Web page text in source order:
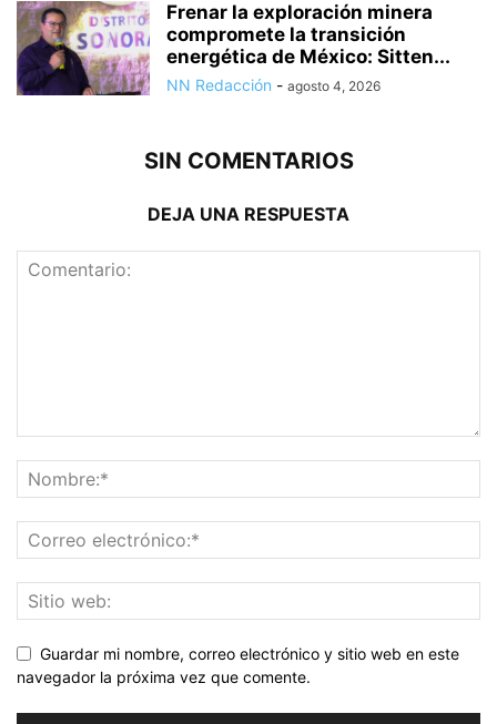
Frenar la exploración minera
compromete la transición
energética de México: Sitten...
NN Redacción - agosto 4, 2026
SIN COMENTARIOS
DEJA UNA RESPUESTA
Guardar mi nombre, correo electrónico y sitio web en este
navegador la próxima vez que comente.